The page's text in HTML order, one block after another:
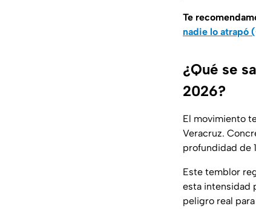
Te
nadie lo atrapó
¿Qué se
2026?
El movimiento
Veracruz.
profundidad de
Este temblor
esta intensidad
peligro real